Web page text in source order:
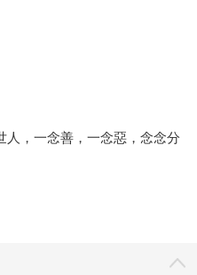
人，一念善，一念惡，念念分